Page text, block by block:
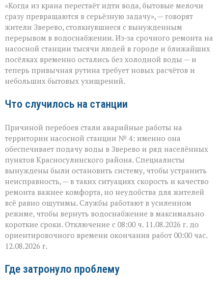
воды
ни
туда
ни
сюда:
в
Зверево
и
окрестностях —
«Когда из крана перестаёт идти вода, бытовые мелочи
сразу превращаются в серьёзную задачу», — говорят
жители Зверево, столкнувшиеся с вынужденным
перерывом в водоснабжении. Из‑за срочного ремонта на
насосной станции тысячи людей в городе и ближайших
посёлках временно остались без холодной воды — и
теперь привычная рутина требует новых расчётов и
небольших бытовых ухищрений.
Что случилось на станции
Причиной перебоев стали аварийные работы на
территории насосной станции № 4: именно она
обеспечивает подачу воды в Зверево и ряд населённых
пунктов Красносулинского района. Специалисты
вынуждены были остановить систему, чтобы устранить
неисправность, — в таких ситуациях скорость и качество
ремонта важнее комфорта, но неудобства для жителей
всё равно ощутимы. Службы работают в усиленном
режиме, чтобы вернуть водоснабжение в максимально
короткие сроки. Отключение с 08:00 ч. 11.08.2026 г. до
ориентировочного времени окончания работ 00:00 час.
12.08.2026 г.
Где затронуло проблему